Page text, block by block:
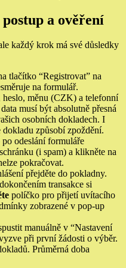
a ověření
každý krok má své důsledky
tlačítko “Registrovat” na
na formulář.
heslo, měnu (CZK) a telefonní
musí být absolutně přesná
osobních dokladech. I
způsobí zpoždění.
odeslání formuláře
(i spam) a klikněte na
pokračovat.
přejděte do pokladny.
transakce si
políčko pro přijetí uvítacího
zobrazené v pop-up
manuálně v “Nastavení
při první žádosti o výběr.
Průměrná doba